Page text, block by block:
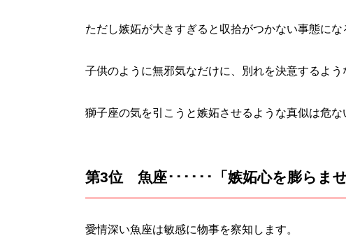
ただし嫉妬が大きすぎると収拾がつかない事態にな
子供のように無邪気なだけに、別れを決意するよう
獅子座の気を引こうと嫉妬させるような真似は危な
第3位 魚座･･････「嫉妬心を膨らま
愛情深い魚座は敏感に物事を察知します。